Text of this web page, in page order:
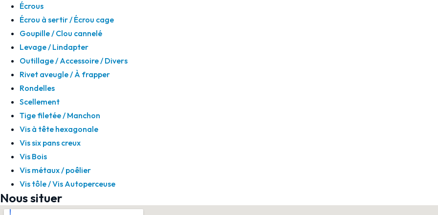
Écrous
Écrou à sertir / Écrou cage
Goupille / Clou cannelé
Levage / Lindapter
Outillage / Accessoire / Divers
Rivet aveugle / À frapper
Rondelles
Scellement
Tige filetée / Manchon
Vis à tête hexagonale
Vis six pans creux
Vis Bois
Vis métaux / poêlier
Vis tôle / Vis Autoperceuse
Nous situer